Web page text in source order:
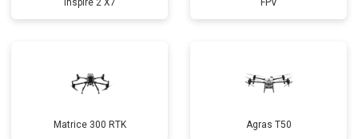
Inspire 2 X7 FPV
Matrice 300 RTK Agras T50